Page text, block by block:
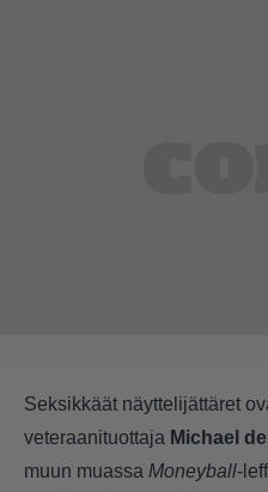
Seksikkäät näyttelijättäret
veteraanituottaja Michael
muun muassa Moneyball-